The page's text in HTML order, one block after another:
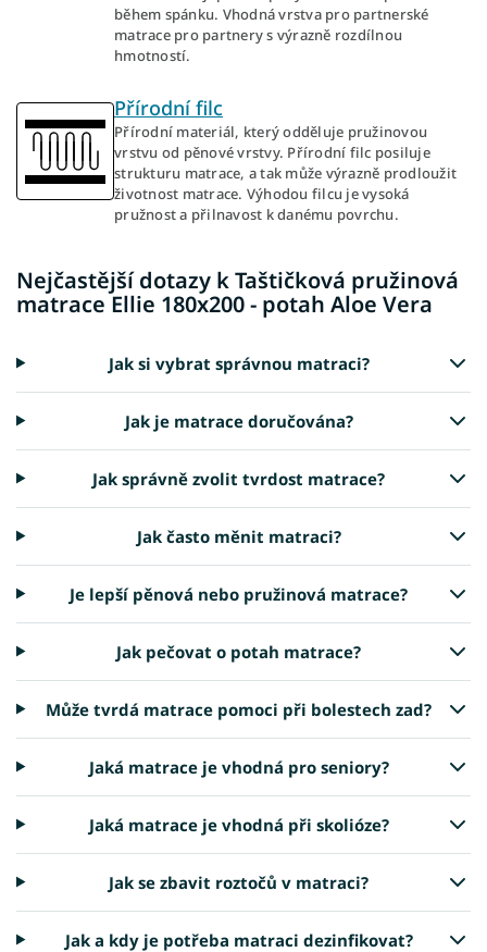
během spánku. Vhodná vrstva pro partnerské
matrace pro partnery s výrazně rozdílnou
hmotností.
Přírodní filc
Přírodní materiál, který odděluje pružinovou
vrstvu od pěnové vrstvy. Přírodní filc posiluje
strukturu matrace, a tak může výrazně prodloužit
životnost matrace. Výhodou filcu je vysoká
pružnost a přilnavost k danému povrchu.
Nejčastější dotazy k Taštičková pružinová
matrace Ellie 180x200 - potah Aloe Vera
Jak si vybrat správnou matraci?
Jak je matrace doručována?
Jak správně zvolit tvrdost matrace?
Jak často měnit matraci?
Je lepší pěnová nebo pružinová matrace?
Jak pečovat o potah matrace?
Může tvrdá matrace pomoci při bolestech zad?
Jaká matrace je vhodná pro seniory?
Jaká matrace je vhodná při skolióze?
Jak se zbavit roztočů v matraci?
Jak a kdy je potřeba matraci dezinfikovat?